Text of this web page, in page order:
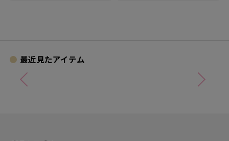
最近見たアイテム